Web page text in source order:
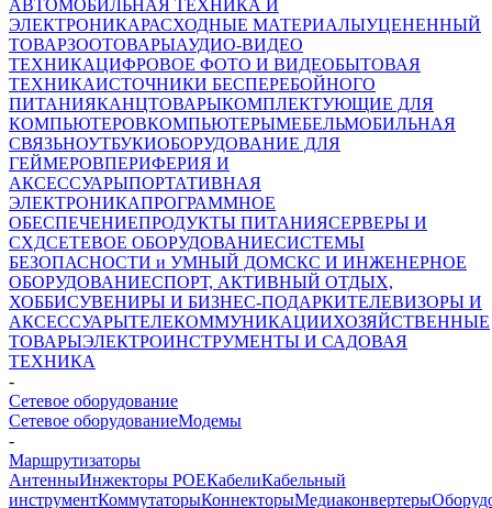
АВТОМОБИЛЬНАЯ ТЕХНИКА И
ЭЛЕКТРОНИКАРАСХОДНЫЕ МАТЕРИАЛЫУЦЕНЕННЫЙ
ТОВАРЗООТОВАРЫАУДИО-ВИДЕО
ТЕХНИКАЦИФРОВОЕ ФОТО И ВИДЕОБЫТОВАЯ
ТЕХНИКАИСТОЧНИКИ БЕСПЕРЕБОЙНОГО
ПИТАНИЯКАНЦТОВАРЫКОМПЛЕКТУЮЩИЕ ДЛЯ
КОМПЬЮТЕРОВКОМПЬЮТЕРЫМЕБЕЛЬМОБИЛЬНАЯ
СВЯЗЬНОУТБУКИОБОРУДОВАНИЕ ДЛЯ
ГЕЙМЕРОВПЕРИФЕРИЯ И
АКСЕССУАРЫПОРТАТИВНАЯ
ЭЛЕКТРОНИКАПРОГРАММНОЕ
ОБЕСПЕЧЕНИЕПРОДУКТЫ ПИТАНИЯСЕРВЕРЫ И
СХДСЕТЕВОЕ ОБОРУДОВАНИЕСИСТЕМЫ
БЕЗОПАСНОСТИ и УМНЫЙ ДОМСКС И ИНЖЕНЕРНОЕ
ОБОРУДОВАНИЕСПОРТ, АКТИВНЫЙ ОТДЫХ,
ХОББИСУВЕНИРЫ И БИЗНЕС-ПОДАРКИТЕЛЕВИЗОРЫ И
АКСЕССУАРЫТЕЛЕКОММУНИКАЦИИХОЗЯЙСТВЕННЫЕ
ТОВАРЫЭЛЕКТРОИНСТРУМЕНТЫ И САДОВАЯ
ТЕХНИКА
-
Cетевое оборудование
Cетевое оборудованиеМодемы
-
Маршрутизаторы
АнтенныИнжекторы POEКабелиКабельный
инструментКоммутаторыКоннекторыМедиаконвертеры